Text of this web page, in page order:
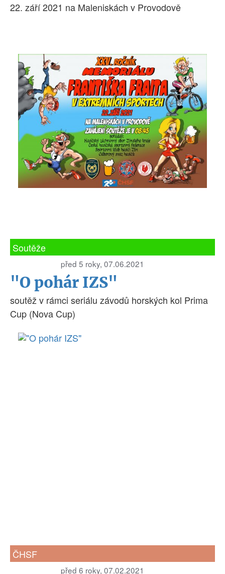
22. září 2021 na Maleniskách v Provodově
Soutěže
před 5 roky, 07.06.2021
"O pohár IZS"
soutěž v rámci seriálu závodů horských kol Prima
Cup (Nova Cup)
ČHSF
před 6 roky, 07.02.2021